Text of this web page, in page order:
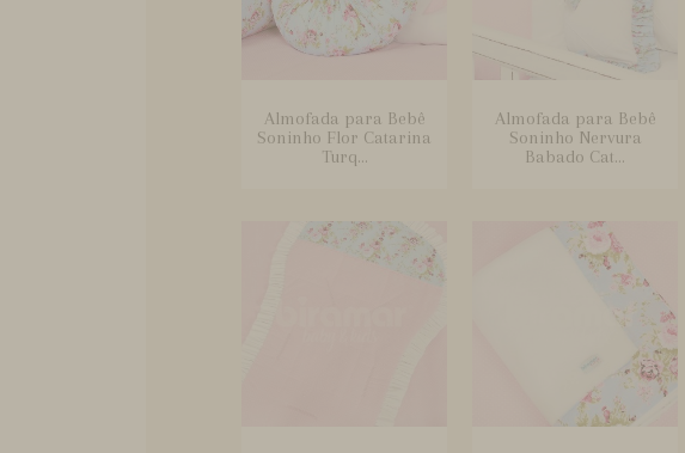
Almofada para Bebê
Soninho Flor Catarina
Turq...
Almofada para Bebê
Soninho Nervura
Babado Cat...